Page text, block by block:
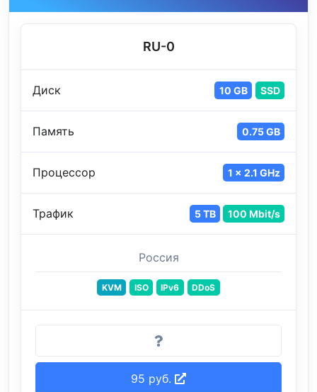
RU-0
Диск 10 GB SSD
Память 0.75 GB
Процессор 1 x 2.1 GHz
Трафик 5 TB 100 Mbit/s
Россия
KVM ISO IPv6 DDoS
95 руб.